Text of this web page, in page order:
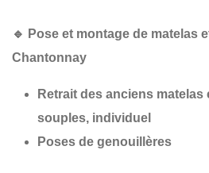
🔹 Pose et montage de matelas
Chantonnay
Retrait des anciens
souples, individuel
Poses de genouillères